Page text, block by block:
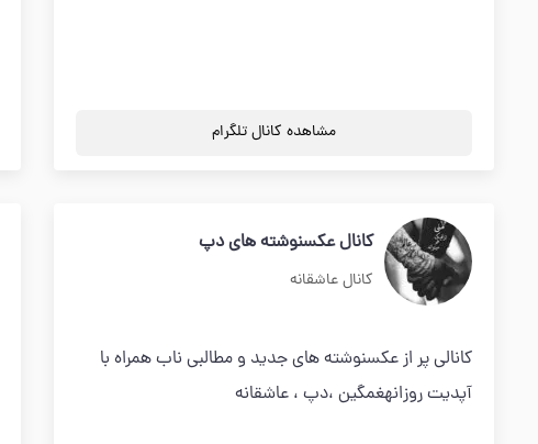
مشاهده کانال تلگرام
کانال عکسنوشته های دپ
کانال عاشقانه
کانالی پر از عکسنوشته های جدید و مطالبی ناب همراه با
آپدیت روزانهغمگین ،دپ ، عاشقانه